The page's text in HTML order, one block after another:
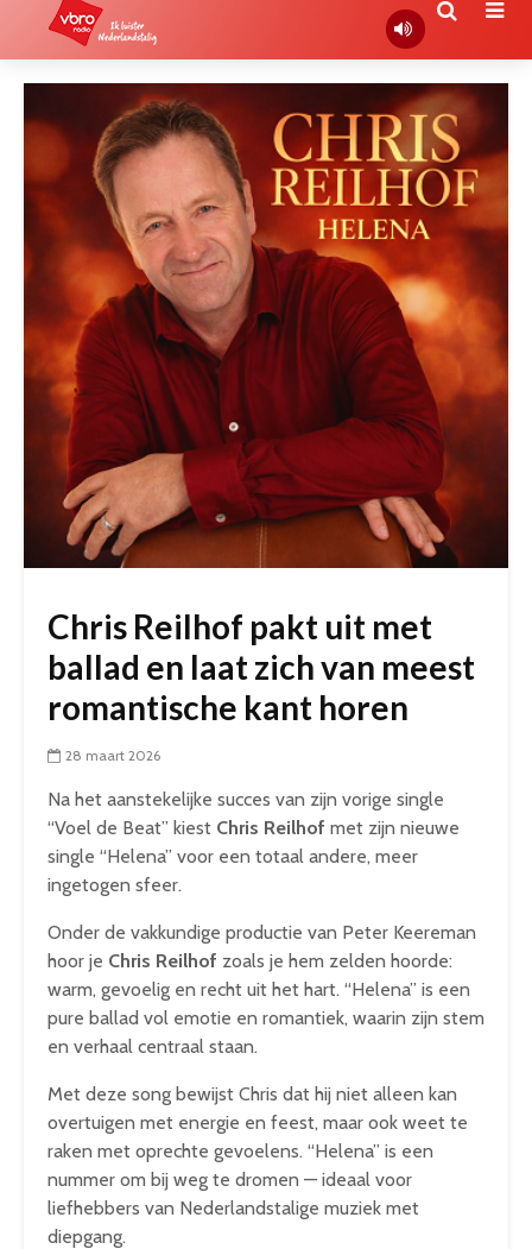
Chris Reilhof pakt uit met
ballad en laat zich van meest
romantische kant horen
28 maart 2026
Na het aanstekelijke succes van zijn vorige single
“Voel de Beat” kiest Chris Reilhof met zijn nieuwe
single “Helena” voor een totaal andere, meer
ingetogen sfeer.
Onder de vakkundige productie van Peter Keereman
hoor je Chris Reilhof zoals je hem zelden hoorde:
warm, gevoelig en recht uit het hart. “Helena” is een
pure ballad vol emotie en romantiek, waarin zijn stem
en verhaal centraal staan.
Met deze song bewijst Chris dat hij niet alleen kan
overtuigen met energie en feest, maar ook weet te
raken met oprechte gevoelens. “Helena” is een
nummer om bij weg te dromen — ideaal voor
liefhebbers van Nederlandstalige muziek met
diepgang.